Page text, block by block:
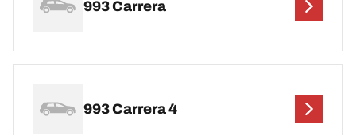
993 Carrera
993 Carrera 4